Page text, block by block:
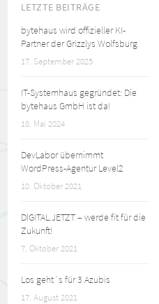
LETZTE BEITRÄGE
bytehaus wird offizieller KI-
Partner der Grizzlys Wolfsburg
17. September 2025
IT-Systemhaus gegründet: Die
bytehaus GmbH ist da!
18. Mai 2024
DevLabor übernimmt
WordPress-Agentur Level2
10. Oktober 2021
DIGITAL.JETZT – werde fit für die
Zukunft!
7. Oktober 2021
Los geht´s für 3 Azubis
17. August 2021